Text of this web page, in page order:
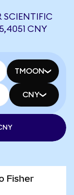
SCIENTIFIC
CNY
TMOON
CNY
Fisher